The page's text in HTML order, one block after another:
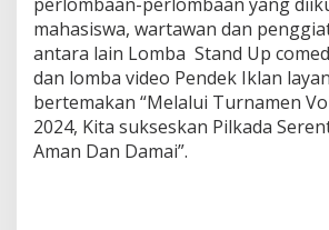
mahasiswa, wartawan dan
antara lain Lomba Stand Up
dan lomba video Pendek Iklan
bertemakan “Melalui Turnamen
2024, Kita sukseskan Pilkada
Aman Dan Damai”.